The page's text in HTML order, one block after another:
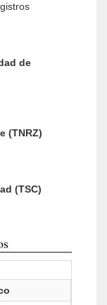
de
(TNRZ)
(TSC)